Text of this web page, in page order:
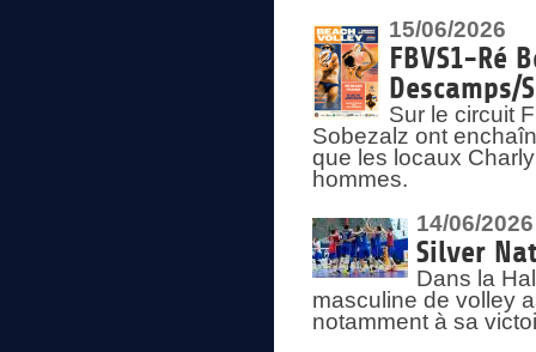
15/06/2026
FBVS1-Ré
Descamps/
Sur le circuit
Sobezalz ont
que les locaux
hommes.
14/06/2026
Silver
Dans la
masculine de volley
notamment à sa